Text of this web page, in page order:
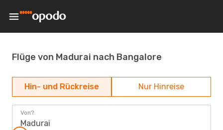
Flüge von Madurai nach Bangalore
Hin- und Rückreise Nur Hinreise
Von?
Madurai